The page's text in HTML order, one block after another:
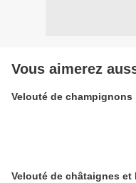
Vous aimerez
Velouté de champignons
Velouté de châtaignes et